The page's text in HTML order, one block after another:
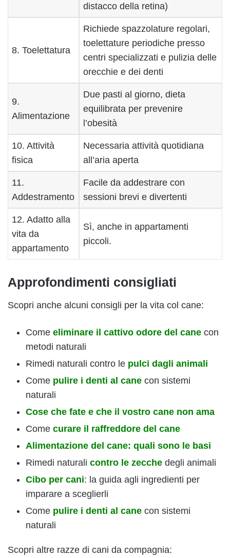
distacco della retina)
8. Toelettatura
Richiede spazzolature regolari,
toelettature periodiche presso
centri specializzati e pulizia delle
orecchie e dei denti
9.
Alimentazione
Due pasti al giorno, dieta
equilibrata per prevenire
l’obesità
10. Attività
fisica
Necessaria attività quotidiana
all’aria aperta
11.
Addestramento
Facile da addestrare con
sessioni brevi e divertenti
12. Adatto alla
vita da
appartamento
Sì, anche in appartamenti
piccoli.
Approfondimenti consigliati
Scopri anche alcuni consigli per la vita col cane:
Come eliminare il cattivo odore del cane con
metodi naturali
Rimedi naturali contro le pulci dagli animali
Come pulire i denti al cane con sistemi
naturali
Cose che fate e che il vostro cane non ama
Come curare il raffreddore del cane
Alimentazione del cane: quali sono le basi
Rimedi naturali contro le zecche degli animali
Cibo per cani: la guida agli ingredienti per
imparare a sceglierli
Come pulire i denti al cane con sistemi
naturali
Scopri altre razze di cani da compagnia: